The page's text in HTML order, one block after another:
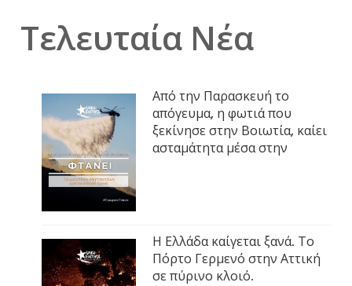
Τελευταία Νέα
Από την Παρασκευή το
απόγευμα, η φωτιά που
ξεκίνησε στην Βοιωτία, καίει
ασταμάτητα μέσα στην
Η Ελλάδα καίγεται ξανά. Το
Πόρτο Γερμενό στην Αττική
σε πύρινο κλοιό.